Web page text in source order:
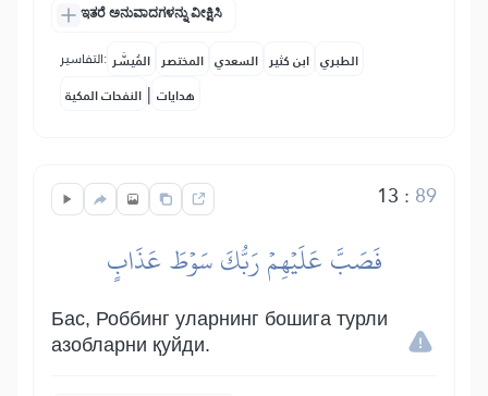
ಇತರೆ ಅನುವಾದಗಳನ್ನು ವೀಕ್ಷಿಸಿ
التفاسير: المُيسَّر المختصر السعدي ابن كثير الطبري
النفحات المكية | هدايات
13 : 89
فَصَبَّ عَلَيۡهِمۡ رَبُّكَ سَوۡطَ عَذَابٍ
Бас, Роббинг уларнинг бошига турли
азобларни қуйди.